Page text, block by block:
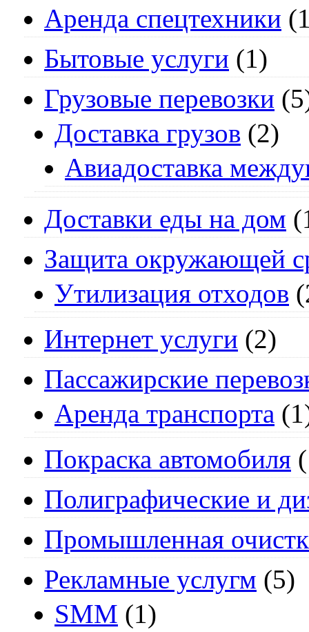
Аренда спецтехники
Бытовые услуги (1)
Грузовые перевозки
Доставка грузов (2)
Авиадоставка
Доставки еды на дом
Защита окружающей
Утилизация отходов
Интернет услуги (2)
Пассажирские
Аренда транспорта
Покраска автомобиля
Полиграфические и
Промышленная
Рекламные услугм (5)
SMM (1)